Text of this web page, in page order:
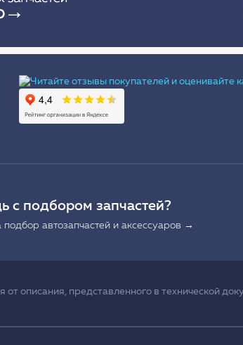
с подбором запчастей?
автозапчастей и аксессуаров →
описания, представленного в технической